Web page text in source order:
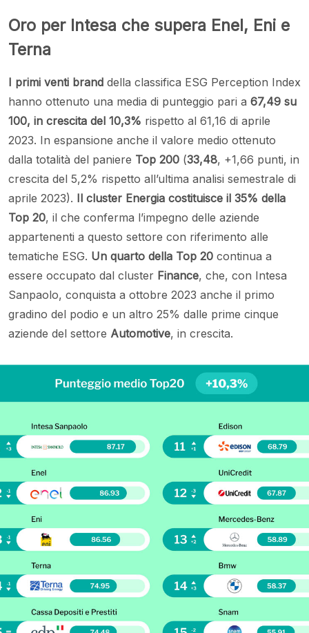
Oro per Intesa che supera Enel, Eni e
Terna
I primi venti brand della classifica ESG Perception Index
hanno ottenuto una media di punteggio pari a 67,49 su
100, in crescita del 10,3% rispetto al 61,16 di aprile
2023. In espansione anche il valore medio ottenuto
dalla totalità del paniere Top 200 (33,48, +1,66 punti, in
crescita del 5,2% rispetto all’ultima analisi semestrale di
aprile 2023). Il cluster Energia costituisce il 35% della
Top 20, il che conferma l’impegno delle aziende
appartenenti a questo settore con riferimento alle
tematiche ESG. Un quarto della Top 20 continua a
essere occupato dal cluster Finance, che, con Intesa
Sanpaolo, conquista a ottobre 2023 anche il primo
gradino del podio e un altro 25% dalle prime cinque
aziende del settore Automotive, in crescita.